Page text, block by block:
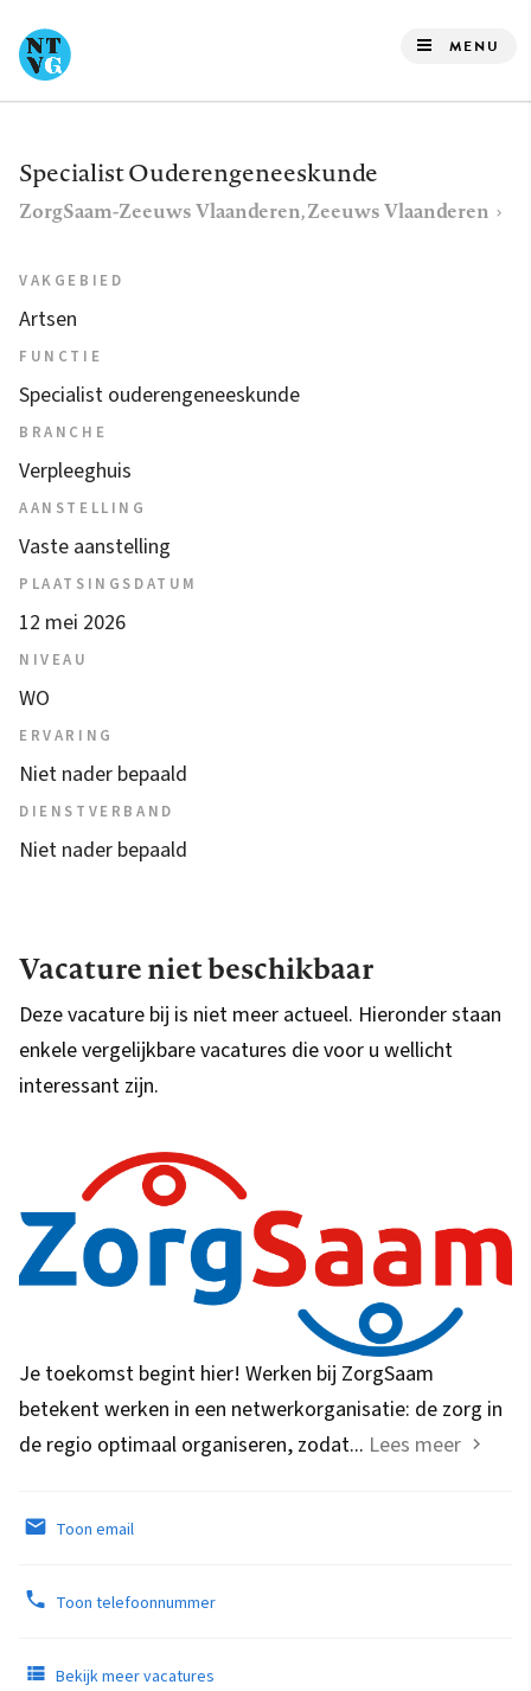
naar
de
gaan
MENU
Specialist Ouderengeneeskunde
ZorgSaam-Zeeuws Vlaanderen, Zeeuws Vlaanderen
VAKGEBIED
Artsen
FUNCTIE
Specialist ouderengeneeskunde
BRANCHE
Verpleeghuis
AANSTELLING
Vaste aanstelling
PLAATSINGSDATUM
12 mei 2026
NIVEAU
WO
ERVARING
Niet nader bepaald
DIENSTVERBAND
Niet nader bepaald
Vacature niet beschikbaar
Deze vacature bij is niet meer actueel. Hieronder staan
enkele vergelijkbare vacatures die voor u wellicht
interessant zijn.
Je toekomst begint hier! Werken bij ZorgSaam
betekent werken in een netwerkorganisatie: de zorg in
de regio optimaal organiseren, zodat... Lees meer
Toon email
Toon telefoonnummer
Bekijk meer vacatures